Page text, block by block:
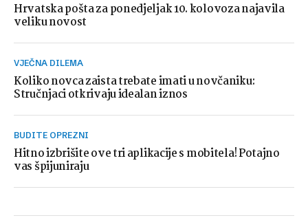
Hrvatska pošta za ponedjeljak 10. kolovoza najavila
veliku novost
VJEČNA DILEMA
Koliko novca zaista trebate imati u novčaniku:
Stručnjaci otkrivaju idealan iznos
BUDITE OPREZNI
Hitno izbrišite ove tri aplikacije s mobitela! Potajno
vas špijuniraju